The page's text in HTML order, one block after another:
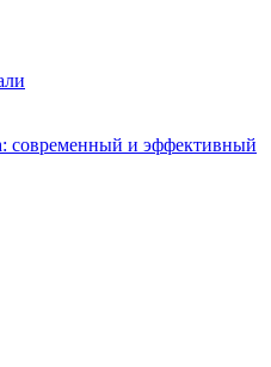
современный и эффективный